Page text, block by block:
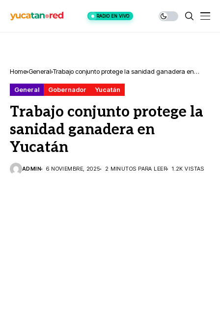
RADIO EN VIVO
Home General Trabajo conjunto protege la sanidad ganadera en
General
Gobernador Yucatán
Trabajo conjunto protege la
sanidad ganadera en
Yucatán
ADMIN 6 NOVIEMBRE, 2025 2 MINUTOS PARA LEER 1.2K VISTAS